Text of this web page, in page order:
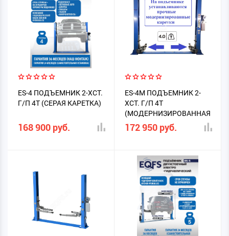
ES-4 ПОДЪЕМНИК 2-ХСТ.
Г/П 4Т (СЕРАЯ КАРЕТКА)
168 900 руб.
ES-4M ПОДЪЕМНИК 2-
ХСТ. Г/П 4Т
(МОДЕРНИЗИРОВАННАЯ
КАРЕТКА)
172 950 руб.